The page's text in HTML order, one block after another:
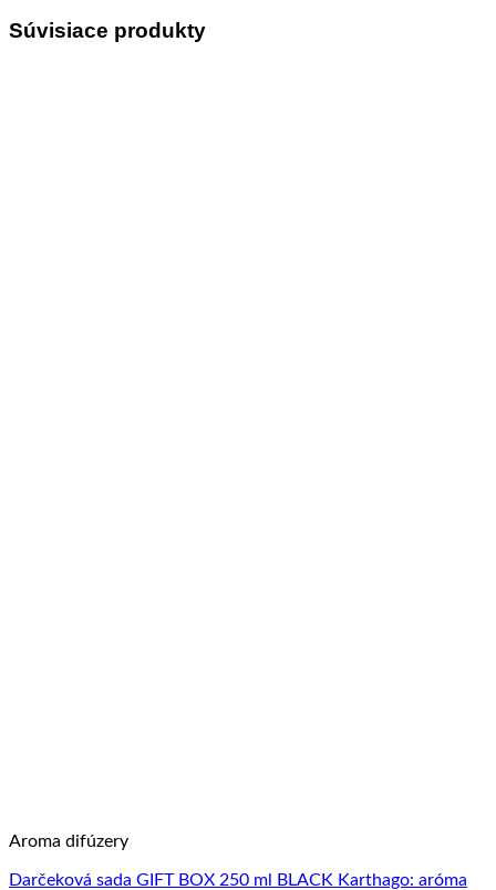
Súvisiace produkty
Aroma difúzery
Darčeková sada GIFT BOX 250 ml BLACK Karthago: aróma